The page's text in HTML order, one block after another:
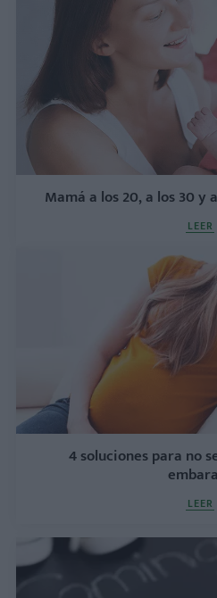
Mamá a los 20, a los 30 y
LEER
4 soluciones para no
LEER